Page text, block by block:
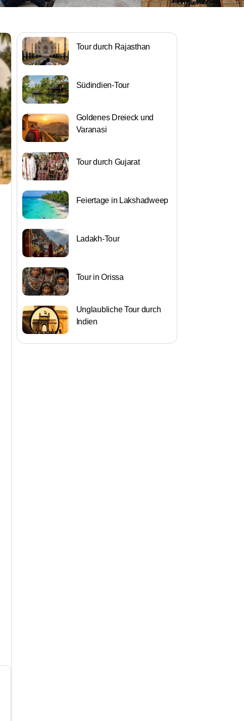
Tour durch Rajasthan
Südindien-Tour
Goldenes Dreieck und
Varanasi
Tour durch Gujarat
Feiertage in Lakshadweep
Ladakh-Tour
Tour in Orissa
Unglaubliche Tour durch
Indien